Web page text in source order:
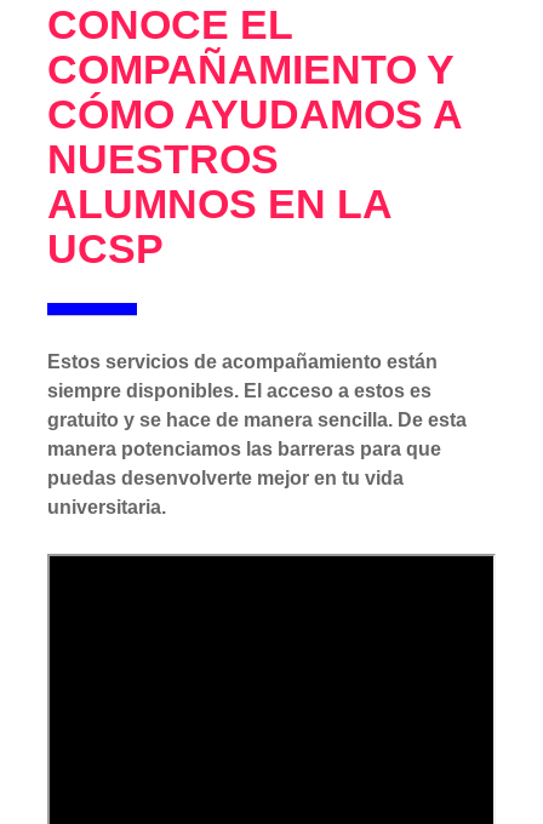
CONOCE EL
COMPAÑAMIENTO Y
CÓMO AYUDAMOS A
NUESTROS
ALUMNOS EN LA
UCSP
Estos servicios de acompañamiento están
siempre disponibles. El acceso a estos es
gratuito y se hace de manera sencilla. De esta
manera potenciamos las barreras para que
puedas desenvolverte mejor en tu vida
universitaria.